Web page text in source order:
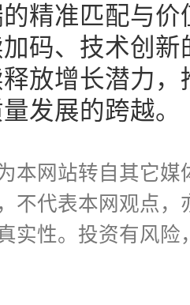
的精准匹配与
码、技术创
放增长潜力
发展的跨越。
本网站转自其它
不代表本网观点
实性。投资有风险